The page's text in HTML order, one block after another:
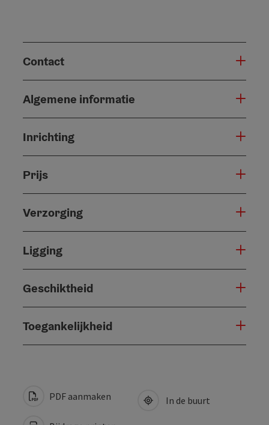
Contact
Algemene informatie
Inrichting
Prijs
Verzorging
Ligging
Geschiktheid
Toegankelijkheid
PDF aanmaken In de buurt